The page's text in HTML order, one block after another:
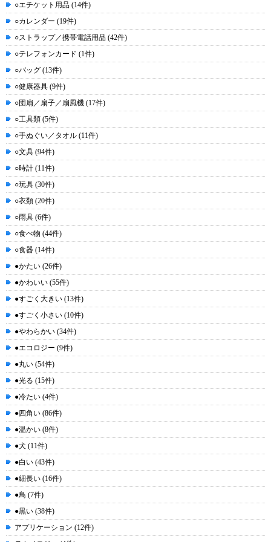
○エチケット用品 (14件)
○カレンダー (19件)
○ストラップ／携帯電話用品 (42件)
○テレフォンカード (1件)
○バッグ (13件)
○健康器具 (9件)
○団扇／扇子／扇風機 (17件)
○工具類 (5件)
○手ぬぐい／タオル (11件)
○文具 (94件)
○時計 (11件)
○玩具 (30件)
○衣類 (20件)
○雨具 (6件)
○食べ物 (44件)
○食器 (14件)
●かたい (26件)
●かわいい (55件)
●すごく大きい (13件)
●すごく小さい (10件)
●やわらかい (34件)
●エコロジー (9件)
●丸い (54件)
●光る (15件)
●冷たい (4件)
●四角い (86件)
●温かい (8件)
●犬 (11件)
●白い (43件)
●細長い (16件)
●鳥 (7件)
●黒い (38件)
アプリケーション (12件)